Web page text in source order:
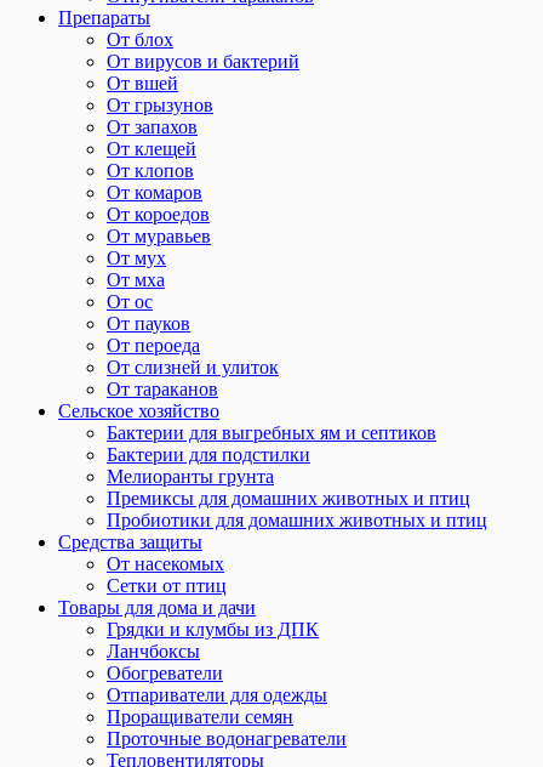
Препараты
От блох
От вирусов и бактерий
От вшей
От грызунов
От запахов
От клещей
От клопов
От комаров
От короедов
От муравьев
От мух
От мха
От ос
От пауков
От пероеда
От слизней и улиток
От тараканов
Сельское хозяйство
Бактерии для выгребных ям и септиков
Бактерии для подстилки
Мелиоранты грунта
Премиксы для домашних животных и птиц
Пробиотики для домашних животных и птиц
Средства защиты
От насекомых
Сетки от птиц
Товары для дома и дачи
Грядки и клумбы из ДПК
Ланчбоксы
Обогреватели
Отпариватели для одежды
Проращиватели семян
Проточные водонагреватели
Тепловентиляторы